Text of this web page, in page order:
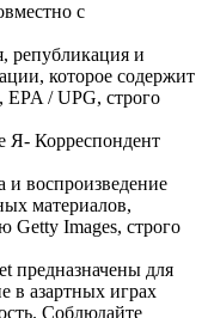
с
републикация и
которое содержит
/ UPG, строго
Я- Корреспондент
и воспроизведение
материалов,
Getty Images, строго
предназначены для
в азартных играх
Соблюдайте